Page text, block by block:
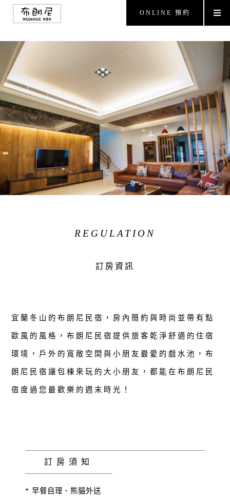
ONLINE 預約
REGULATION
訂房資訊
宜蘭冬山的布朗尼民宿，房內簡約與時尚並帶有點
歐風的風格，布朗尼民宿提供旅客乾淨舒適的住宿
環境，戶外的寬敞空間與小朋友最愛的戲水池，布
朗尼民宿讓包棟來玩的大小朋友，都能在布朗尼民
宿度過您最歡樂的週末時光！
訂房須知
* 早餐自理、熊貓外送